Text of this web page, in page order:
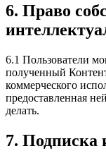
6. Право
6.1 Пользователи
полученный
коммерческого
предоставленная
делать.
7. Подписка